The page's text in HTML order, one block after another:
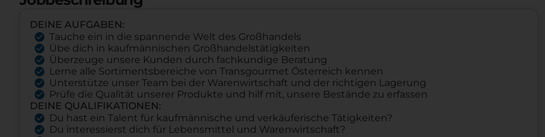
DEINE AUFGABEN:
Tauche ein in die spannende Welt des Großhandels
Übe dich in kaufmännischen Großhandelstätigkeiten
Überzeuge unsere Kunden durch fachkundige Beratung
Lerne alle Sortimentsbereiche von Transgourmet Österreich kennen
Unterstütze unser Team bei der Warenwirtschaft und der richtigen Lagerung
Prüfe die Qualität unserer Produkte und hilf mit, unsere Bestände zu erfassen
DEINE QUALIFIKATIONEN:
Du hast ein Talent für kaufmännische und verkäuferische Tätigkeiten?
Du interessierst dich für Lebensmittel und Warenwirtschaft?